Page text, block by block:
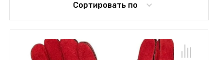
Сортировать по